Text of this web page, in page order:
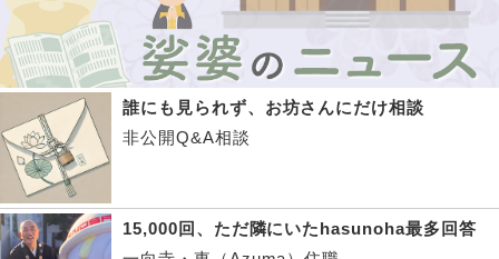
誰にも見られず、お坊さんにだけ相談
非公開Q&A相談
15,000回、ただ隣にいたhasunoha最多回答